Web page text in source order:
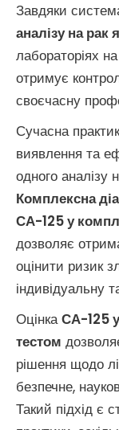
Завдяки
аналізу на рак
лабораторіях
отримує
своєчасну
Сучасна
виявлення та
одного аналізу
Комплексна
СА-125 у
дозволяє
оцінити ризик
індивідуальну
ОцінкаСА-125
тестом
рішення щодо
безпечне,
Такий підхід є